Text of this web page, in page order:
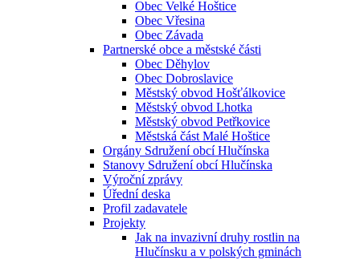
Obec Velké Hoštice
Obec Vřesina
Obec Závada
Partnerské obce a městské části
Obec Děhylov
Obec Dobroslavice
Městský obvod Hošťálkovice
Městský obvod Lhotka
Městský obvod Petřkovice
Městská část Malé Hoštice
Orgány Sdružení obcí Hlučínska
Stanovy Sdružení obcí Hlučínska
Výroční zprávy
Úřední deska
Profil zadavatele
Projekty
Jak na invazivní druhy rostlin na
Hlučínsku a v polských gminách